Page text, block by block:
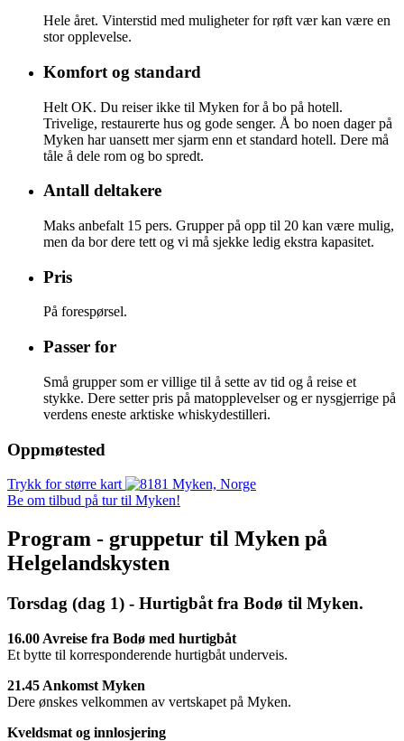
Hele året. Vinterstid med muligheter for røft vær kan være en
stor opplevelse.
Komfort og standard
Helt OK. Du reiser ikke til Myken for å bo på hotell.
Trivelige, restaurerte hus og gode senger. Å bo noen dager på
Myken har uansett mer sjarm enn et standard hotell. Dere må
tåle å dele rom og bo spredt.
Antall deltakere
Maks anbefalt 15 pers. Grupper på opp til 20 kan være mulig,
men da bor dere tett og vi må sjekke ledig ekstra kapasitet.
Pris
På forespørsel.
Passer for
Små grupper som er villige til å sette av tid og å reise et
stykke. Dere setter pris på matopplevelser og er nysgjerrige på
verdens eneste arktiske whiskydestilleri.
Oppmøtested
Trykk for større kart
Be om tilbud på tur til Myken!
Program - gruppetur til Myken på
Helgelandskysten
Torsdag (dag 1) - Hurtigbåt fra Bodø til Myken.
16.00 Avreise fra Bodø med hurtigbåt
Et bytte til korresponderende hurtigbåt underveis.
21.45 Ankomst Myken
Dere ønskes velkommen av vertskapet på Myken.
Kveldsmat og innlosjering